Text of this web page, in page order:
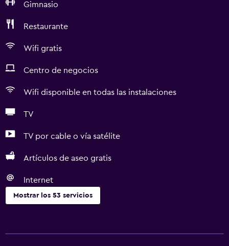
Gimnasio
Restaurante
Wifi gratis
Centro de negocios
Wifi disponible en todas las instalaciones
TV
TV por cable o vía satélite
Artículos de aseo gratis
Internet
Mostrar los 53 servicios
Wifi gratis